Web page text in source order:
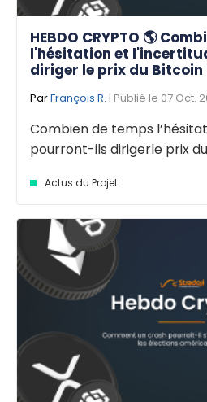
HEBDO CRYPTO 🌎
l'hésitation et
diriger le prix du Bitcoin
ParFrançois R. | Publié le 07 Oct.
Combien de temps
pourront-ils dirigerle prix du
Actus du Projet